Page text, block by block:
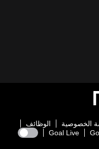
الخصوصية
الوظائف
Goal Live